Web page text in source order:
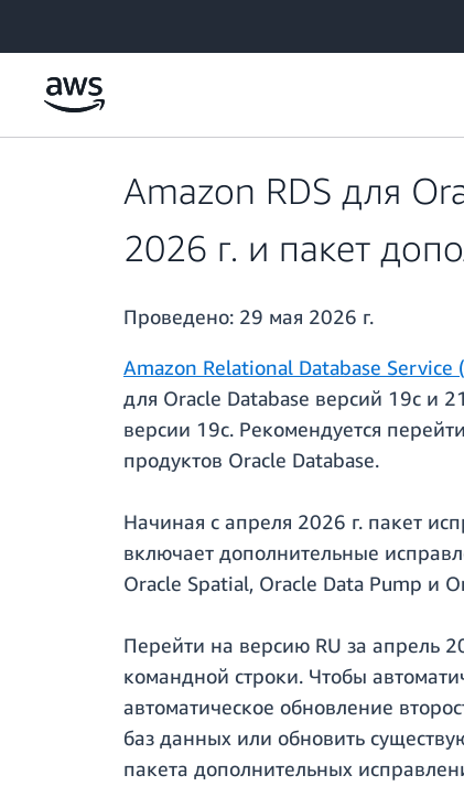
Amazon RDS для
2026 г. и пакет
Проведено: 29 мая 2026 г.
Amazon Relational Database Service
для Oracle Database версий 19c и
версии 19c. Рекомендуется
продуктов Oracle Database.
Начиная с апреля 2026 г. пакет
включает дополнительные
Oracle Spatial, Oracle Data Pump и
Перейти на версию RU за апрель
командной строки. Чтобы
автоматическое обновление
баз данных или обновить
пакета дополнительных